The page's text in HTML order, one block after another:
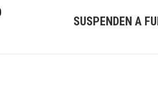
SUSPENDEN A